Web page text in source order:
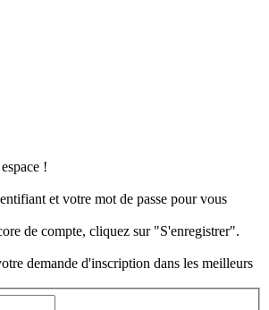
!
et votre mot de passe pour vous
de compte, cliquez sur "S'enregistrer".
demande d'inscription dans les meilleurs